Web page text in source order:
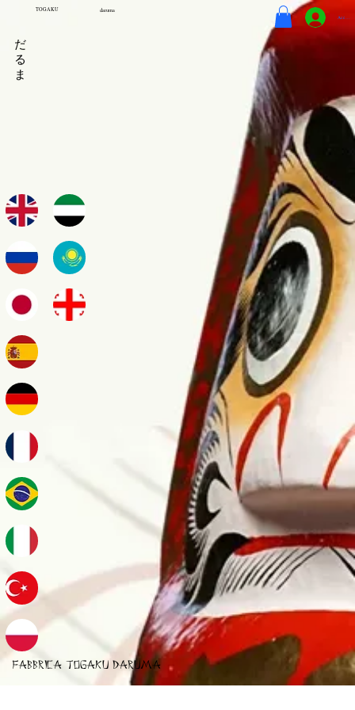
TOGAKU daruma
Accedi
だ
る
ま
FABBRICA TOGAKU DARUMA